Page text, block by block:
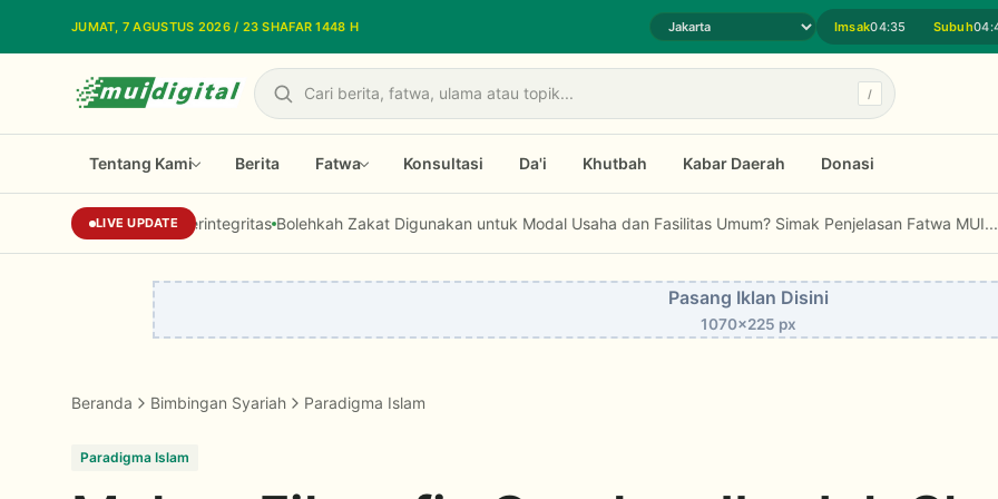
JUMAT, 7 AGUSTUS 2026 / 23 SHAFAR 1448 H Pilih daerah jadwal sholat Imsak04:35 Subuh
Cari
/
Tentang Kami Berita Fatwa Konsultasi Da'i Khutbah Kabar Daerah Donasi
LIVE UPDATE
Dakwah Berintegritas Bolehkah Zakat Digunakan untuk Modal Usaha dan Fasilitas Umum? Simak Penjelasan Fatwa MUI...
Pasang Iklan Disini
1070x225 px
Beranda Bimbingan Syariah Paradigma Islam
Paradigma Islam